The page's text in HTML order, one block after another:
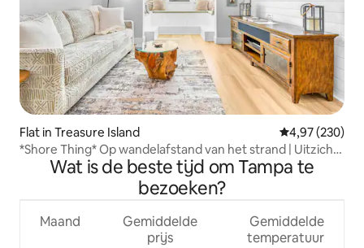
Flat in Treasure Island Gemiddelde
4,97 (230)
*Shore Thing* Op wandelafstand van het strand | Uitzicht
op de kust
Wat is de beste tijd om Tampa te
bezoeken?
Maand
Gemiddelde
prijs
Gemiddelde
temperatuur